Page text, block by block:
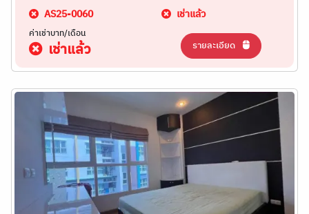
AS25-0060 เช่าแล้ว
ค่าเช่าบาท/เดือน
เช่าแล้ว รายละเอียด